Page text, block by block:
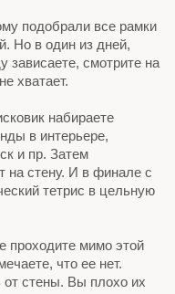
подобрали все рамки
Но в один из дней,
зависаете, смотрите на
хватает.
набираете
в интерьере,
и пр. Затем
на стену. И в финале с
тетрис в цельную
проходите мимо этой
что ее нет.
от стены. Вы плохо их